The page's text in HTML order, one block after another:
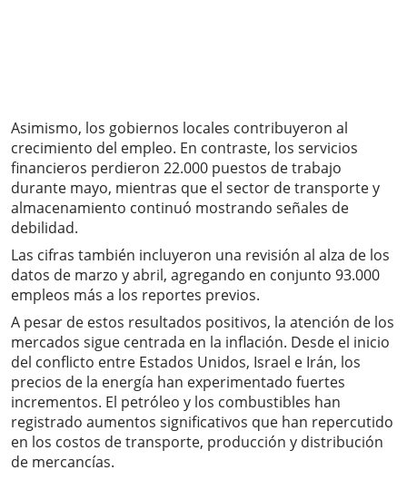
Asimismo, los gobiernos locales contribuyeron al
crecimiento del empleo. En contraste, los servicios
financieros perdieron 22.000 puestos de trabajo
durante mayo, mientras que el sector de transporte y
almacenamiento continuó mostrando señales de
debilidad.
Las cifras también incluyeron una revisión al alza de los
datos de marzo y abril, agregando en conjunto 93.000
empleos más a los reportes previos.
A pesar de estos resultados positivos, la atención de los
mercados sigue centrada en la inflación. Desde el inicio
del conflicto entre Estados Unidos, Israel e Irán, los
precios de la energía han experimentado fuertes
incrementos. El petróleo y los combustibles han
registrado aumentos significativos que han repercutido
en los costos de transporte, producción y distribución
de mercancías.